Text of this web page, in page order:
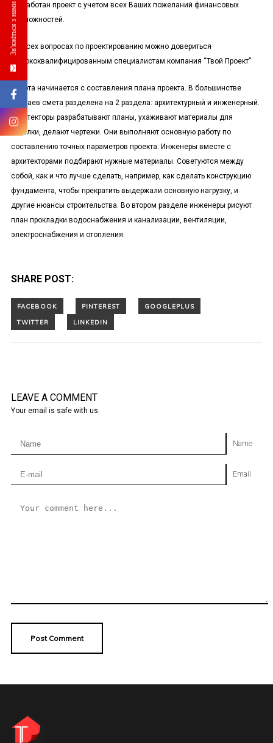
разработан проект с учетом всех Ваших пожеланий финансовых
возможностей.
Во всех вопросах по проектированию можно довериться
высококвалифицированным специалистам компания “Твой Проект”
Работа начинается с составления плана проекта. В большинстве
случаев смета разделена на 2 раздела: архитектурный и инженерный.
Архитекторы разрабатывают планы, ухаживают материалы для
отделки, делают чертежи. Они выполняют основную работу по
составлению точных параметров проекта. Инженеры вместе с
архитекторами подбирают нужные материалы. Советуются между
собой, как и что лучше сделать, например, как сделать конструкцию
фундамента, чтобы прекратить выдержали основную нагрузку, и
другие нюансы строительства. Во втором разделе инженеры рисуют
план прокладки водоснабжения и канализации, вентиляции,
электроснабжения и отопления.
SHARE POST:
LEAVE A COMMENT
Your email is safe with us.
Name
Email
Зв'яжіться з нами